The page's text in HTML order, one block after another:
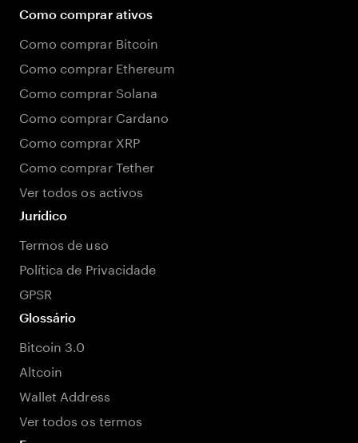
Como comprar ativos
Como comprar Bitcoin
Como comprar Ethereum
Como comprar Solana
Como comprar Cardano
Como comprar XRP
Como comprar Tether
Ver todos os activos
Jurídico
Termos de uso
Política de Privacidade
GPSR
Glossário
Bitcoin 3.0
Altcoin
Wallet Address
Ver todos os termos